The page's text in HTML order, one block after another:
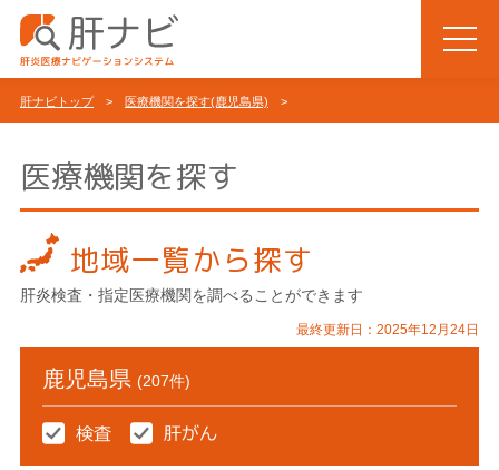
肝ナビトップ> 医療機関を探す(鹿児島県) >
医療機関を探す
地域一覧から探す
肝炎検査・指定医療機関を調べることができます
最終更新日：2025年12月24日
鹿児島県 (207件)